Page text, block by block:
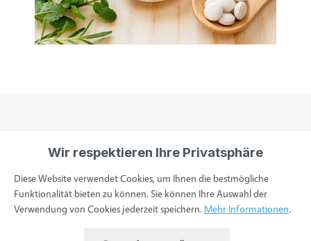
Informationen
Wir respektieren Ihre Privatsphäre
Diese Website verwendet Cookies, um Ihnen die bestmögliche
Funktionalität bieten zu können. Sie können Ihre Auswahl der
Verwendung von Cookies jederzeit speichern. Mehr Informationen.